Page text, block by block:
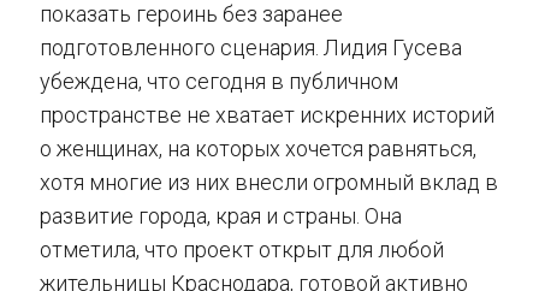
показать героинь без заранее
подготовленного сценария. Лидия Гусева
убеждена, что сегодня в публичном
пространстве не хватает искренних историй
о женщинах, на которых хочется равняться,
хотя многие из них внесли огромный вклад в
развитие города, края и страны. Она
отметила, что проект открыт для любой
жительницы Краснодара, готовой активно